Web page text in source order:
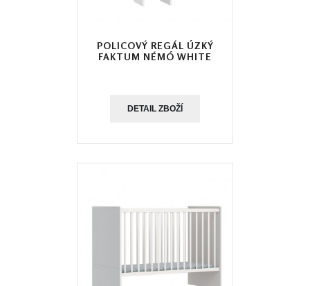
POLICOVÝ REGÁL ÚZKÝ
FAKTUM NÉMÓ WHITE
DETAIL ZBOŽÍ